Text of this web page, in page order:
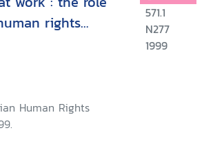
rights
in the promotion
of economic,
rights, Asian
Program,
Philippines, May
Human Rights
571.1
N277
1999